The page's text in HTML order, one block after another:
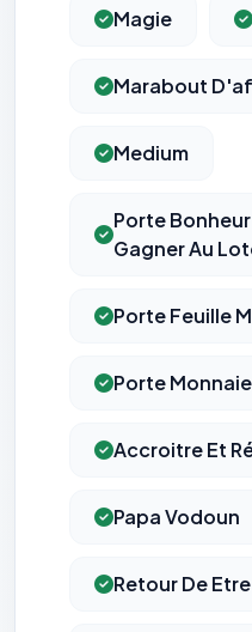
Magie
Marabout
Medium
Porte
Gagner Au
Porte Feuille
Porte
Accroitre Et
Papa Vodoun
Retour De